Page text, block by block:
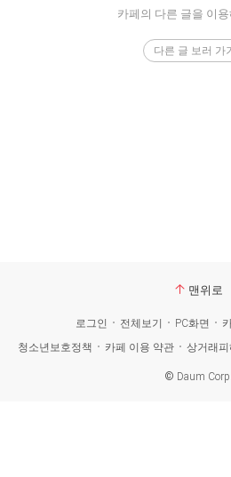
카페의 다른 글을 이
다른 글 보러 가
맨위로
로그인 전체보기 PC화면
청소년보호정책
카페 이용 약관 상거래
© Daum Corp.